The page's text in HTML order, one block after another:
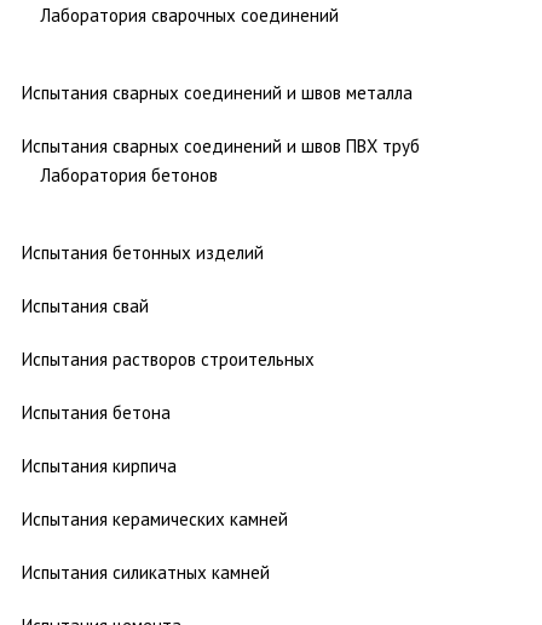
Лаборатория сварочных соединений
Испытания сварных соединений и швов металла
Испытания сварных соединений и швов ПВХ труб
Лаборатория бетонов
Испытания бетонных изделий
Испытания свай
Испытания растворов строительных
Испытания бетона
Испытания кирпича
Испытания керамических камней
Испытания силикатных камней